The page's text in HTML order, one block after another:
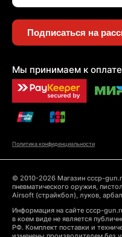
Подписаться на
Мы принимаем к
Политика конфиденциальности
© 2010-2026 Магазин cccp-
пневматического оружия,
Airsoft (страйкбол), луков,
Информация на сайте cccp-
в коем виде не является
РФ. Комплект поставки и